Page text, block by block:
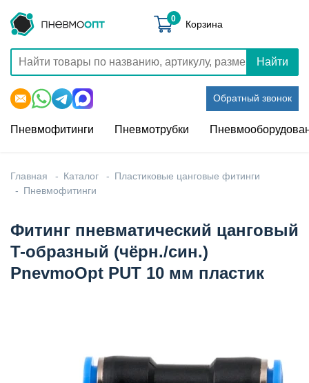
Найти
Обратный звонок
0 Корзина
Пневмофитинги Пневмотрубки
Главная Каталог
Пластиковые цанговые фитинги
Пневмофитинги
Фитинг пневматический цанговый
T-образный (чёрн./син.)
PnevmoOpt PUT 10 мм пластик